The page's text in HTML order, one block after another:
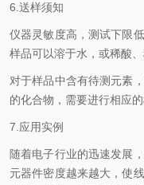
6.送样须知
仪器灵敏度高，测试下限
样品可以溶于水，或稀酸、
对于样品中含有待测元素
的化合物，需要进行相应的
7.应用实例
随着电子行业的迅速发展
元器件密度越来越大，使